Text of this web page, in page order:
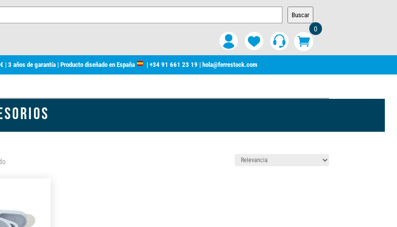
Buscar
0
3 años de garantía | Producto diseñado en España | +34 91 661 23 19 | hola@ferrestock.com